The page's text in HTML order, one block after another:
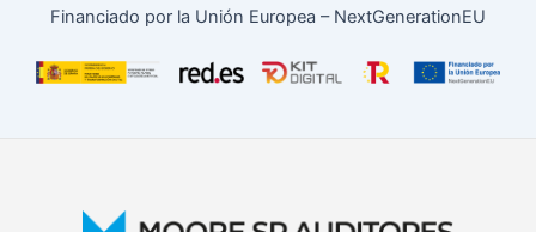
Financiado por la Unión Europea – NextGenerationEU